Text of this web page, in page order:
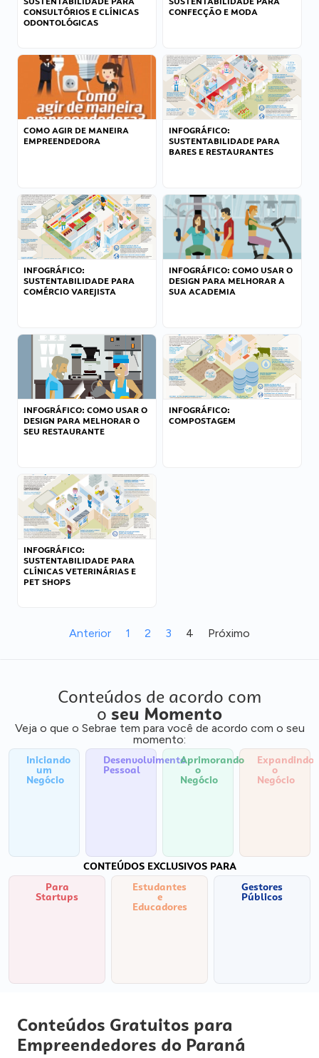
CONSULTÓRIOS E CLÍNICAS
ODONTOLÓGICAS
CONFECÇÃO E MODA
COMO AGIR DE MANEIRA
EMPREENDEDORA
INFOGRÁFICO:
SUSTENTABILIDADE PARA
BARES E RESTAURANTES
INFOGRÁFICO:
SUSTENTABILIDADE PARA
COMÉRCIO VAREJISTA
INFOGRÁFICO: COMO USAR O
DESIGN PARA MELHORAR A
SUA ACADEMIA
INFOGRÁFICO: COMO USAR O
DESIGN PARA MELHORAR O
SEU RESTAURANTE
INFOGRÁFICO:
COMPOSTAGEM
INFOGRÁFICO:
SUSTENTABILIDADE PARA
CLÍNICAS VETERINÁRIAS E
PET SHOPS
Anterior 1 2 3 4 Próximo
Conteúdos de acordo com
o seu Momento
Veja o que o Sebrae tem para você de acordo com o seu
momento:
Iniciando
um
Negócio
Desenvolvimento
Pessoal
Aprimorando
o
Negócio
Expandindo
o
Negócio
CONTEÚDOS EXCLUSIVOS PARA
Para
Startups
Estudantes
e
Educadores
Gestores
Públicos
Conteúdos Gratuitos para
Empreendedores do Paraná